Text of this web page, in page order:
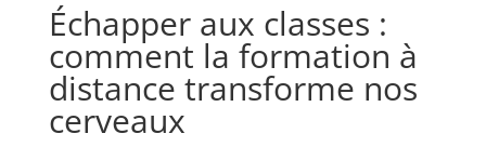
Échapper aux classes :
comment la formation à
distance transforme nos
cerveaux